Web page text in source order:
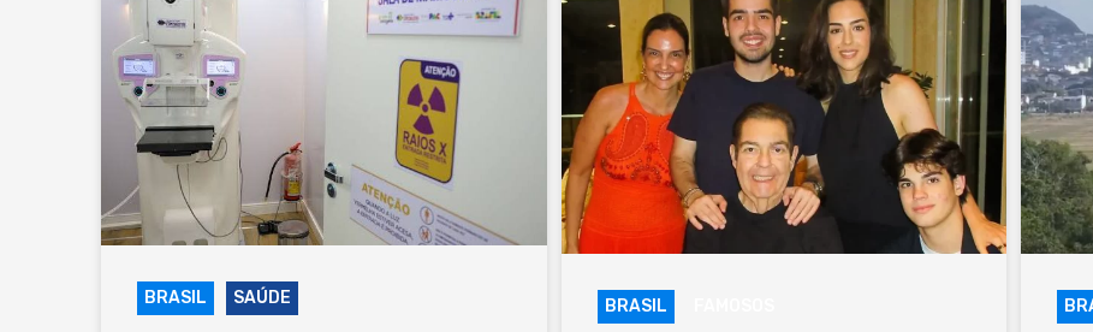
BRASIL SAÚDE BRASIL